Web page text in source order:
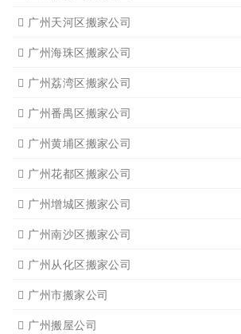
广州天河区搬家公司
广州海珠区搬家公司
广州荔湾区搬家公司
广州番禺区搬家公司
广州黄埔区搬家公司
广州花都区搬家公司
广州增城区搬家公司
广州南沙区搬家公司
广州从化区搬家公司
广州市搬家公司
广州搬屋公司